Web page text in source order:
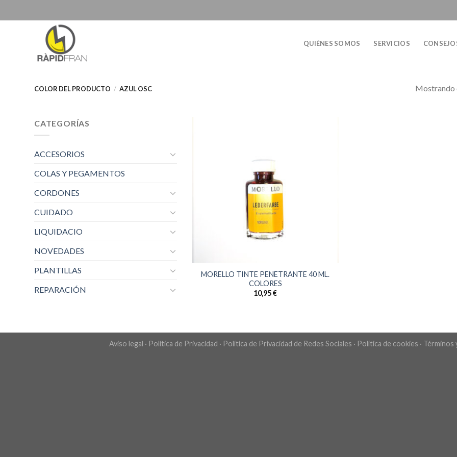
to
QUIÉNES SOMOS SERVICIOS
COLOR DEL PRODUCTO / AZUL OSC Mostrando
CATEGORÍAS
ACCESORIOS
COLAS Y PEGAMENTOS
CORDONES
CUIDADO
LIQUIDACIO
NOVEDADES
PLANTILLAS
REPARACIÓN
MORELLO TINTE PENETRANTE 40 ML.
COLORES
10,95€
Aviso legal · Política de Privacidad · Política de Privacidad de Redes Sociales · Política de cookies · Términos